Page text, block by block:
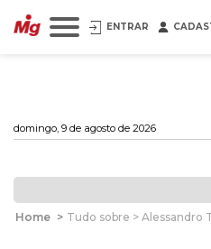
ENTRAR
domingo, 9 de agosto de 2026
Home > Tudo sobre > Alessandro